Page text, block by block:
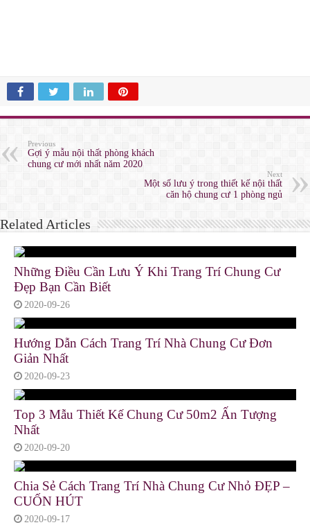
Previous
Gợi ý mẫu nội thất phòng khách
chung cư mới nhất năm 2020
Next
Một số lưu ý trong thiết kế nội thất
căn hộ chung cư 1 phòng ngủ
Related Articles
Những Điều Cần Lưu Ý Khi Trang Trí Chung Cư
Đẹp Bạn Cần Biết
2020-09-26
Hướng Dẫn Cách Trang Trí Nhà Chung Cư Đơn
Giản Nhất
2020-09-23
Top 3 Mẫu Thiết Kế Chung Cư 50m2 Ấn Tượng
Nhất
2020-09-20
Chia Sẻ Cách Trang Trí Nhà Chung Cư Nhỏ ĐẸP –
CUỐN HÚT
2020-09-17